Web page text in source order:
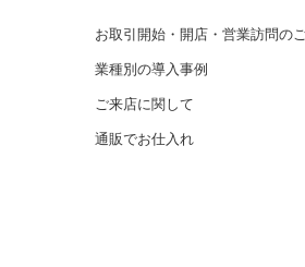
お取引開始・開店・営業訪問の
業種別の導入事例
ご来店に関して
通販でお仕入れ